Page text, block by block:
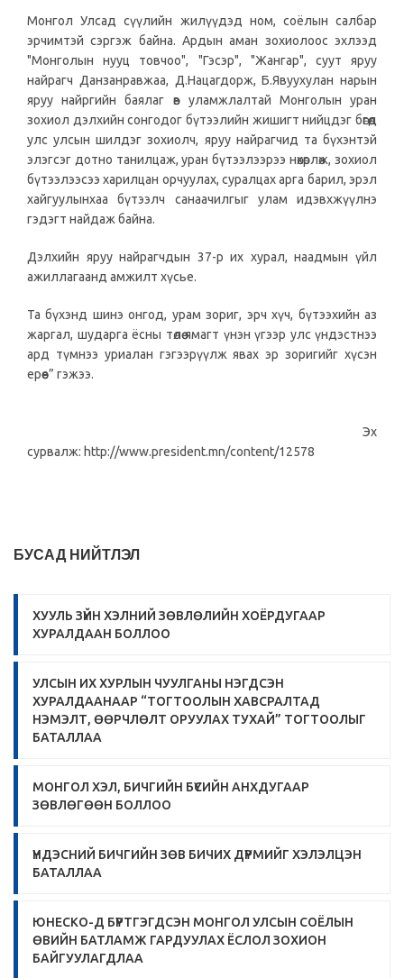
Монгол Улсад сүүлийн жилүүдэд ном, соёлын салбар
эрчимтэй сэргэж байна. Ардын аман зохиолоос эхлээд
"Монголын нууц товчоо", "Гэсэр", "Жангар", суут яруу
найрагч Данзанравжаа, Д.Нацагдорж, Б.Явуухулан нарын
яруу найргийн баялаг өв уламжлалтай Монголын уран
зохиол дэлхийн сонгодог бүтээлийн жишигт нийцдэг бөгөөд
улс улсын шилдэг зохиолч, яруу найрагчид та бүхэнтэй
элэгсэг дотно танилцаж, уран бүтээлээрээ нөхөрлөж, зохиол
бүтээлээсээ харилцан орчуулах, суралцах арга барил, эрэл
хайгуулынхаа бүтээлч санаачилгыг улам идэвхжүүлнэ
гэдэгт найдаж байна.
Дэлхийн яруу найрагчдын 37-р их хурал, наадмын үйл
ажиллагаанд амжилт хүсье.
Та бүхэнд шинэ онгод, урам зориг, эрч хүч, бүтээхийн аз
жаргал, шударга ёсны төлөө ямагт үнэн үгээр улс үндэстнээ
ард түмнээ уриалан гэгээрүүлж явах эр зоригийг хүсэн
ерөөе” гэжээ.
Эх
сурвалж: http://www.president.mn/content/12578
БУСАД НИЙТЛЭЛ
ХУУЛЬ ЗҮЙН ХЭЛНИЙ ЗӨВЛӨЛИЙН ХОЁРДУГААР
ХУРАЛДААН БОЛЛОО
УЛСЫН ИХ ХУРЛЫН ЧУУЛГАНЫ НЭГДСЭН
ХУРАЛДААНААР “ТОГТООЛЫН ХАВСРАЛТАД
НЭМЭЛТ, ӨӨРЧЛӨЛТ ОРУУЛАХ ТУХАЙ” ТОГТООЛЫГ
БАТАЛЛАА
МОНГОЛ ХЭЛ, БИЧГИЙН БҮСИЙН АНХДУГААР
ЗӨВЛӨГӨӨН БОЛЛОО
ҮНДЭСНИЙ БИЧГИЙН ЗӨВ БИЧИХ ДҮРМИЙГ ХЭЛЭЛЦЭН
БАТАЛЛАА
ЮНЕСКО-Д БҮРТГЭГДСЭН МОНГОЛ УЛСЫН СОЁЛЫН
ӨВИЙН БАТЛАМЖ ГАРДУУЛАХ ЁСЛОЛ ЗОХИОН
БАЙГУУЛАГДЛАА